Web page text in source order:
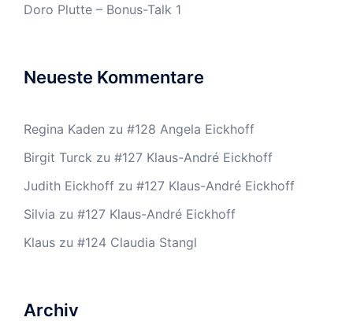
Doro Plutte – Bonus-Talk 1
Neueste Kommentare
Regina Kaden zu #128 Angela Eickhoff
Birgit Turck zu #127 Klaus-André Eickhoff
Judith Eickhoff zu #127 Klaus-André Eickhoff
Silvia zu #127 Klaus-André Eickhoff
Klaus zu #124 Claudia Stangl
Archiv